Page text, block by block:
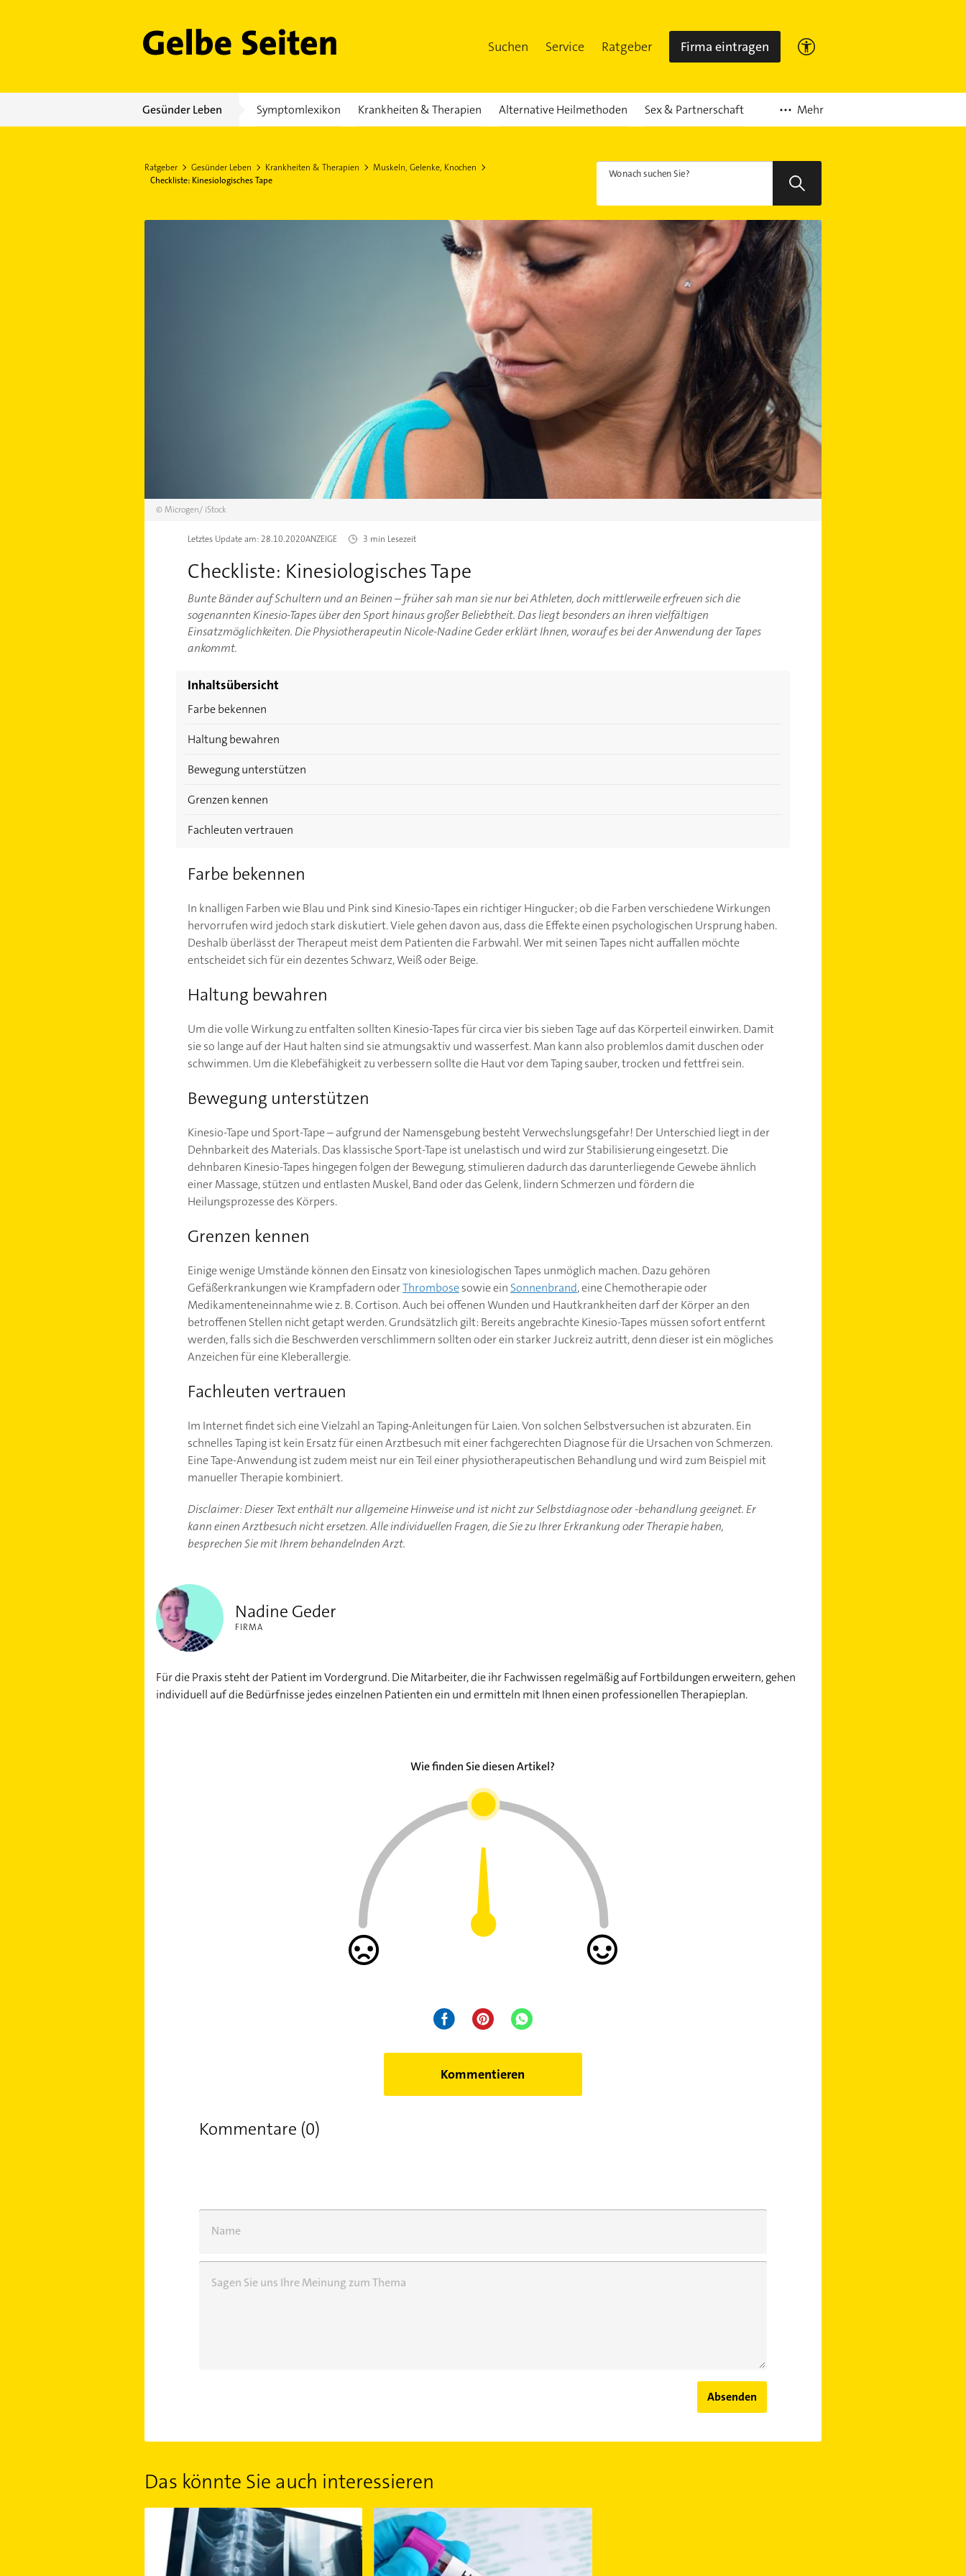
Gelbe Seiten Suchen Service Ratgeber Firma eintragen
Gesünder Leben Symptomlexikon Krankheiten & Therapien Alternative Heilmethoden Sex & Partnerschaft Mehr
Ratgeber Gesünder Leben Krankheiten & Therapien
Muskeln, Gelenke, Knochen
Checkliste: Kinesiologisches Tape
Wonach suchen Sie?
©Microgen/ iStock
Letztes Update am:28.10.2020ANZEIGE 3 min Lesezeit
Checkliste: Kinesiologisches Tape
Bunte Bänder auf Schultern und an Beinen – früher sah man sie nur bei Athleten, doch mittlerweile erfreuen sich die
sogenannten Kinesio-Tapes über den Sport hinaus großer Beliebtheit. Das liegt besonders an ihren vielfältigen
Einsatzmöglichkeiten. Die Physiotherapeutin Nicole-Nadine Geder erklärt Ihnen, worauf es bei der Anwendung der Tapes
ankommt.
Inhaltsübersicht
Farbe bekennen
Haltung bewahren
Bewegung unterstützen
Grenzen kennen
Fachleuten vertrauen
Farbe bekennen
In knalligen Farben wie Blau und Pink sind Kinesio-Tapes ein richtiger Hingucker; ob die Farben verschiedene Wirkungen
hervorrufen wird jedoch stark diskutiert. Viele gehen davon aus, dass die Effekte einen psychologischen Ursprung haben.
Deshalb überlässt der Therapeut meist dem Patienten die Farbwahl. Wer mit seinen Tapes nicht auffallen möchte
entscheidet sich für ein dezentes Schwarz, Weiß oder Beige.
Haltung bewahren
Um die volle Wirkung zu entfalten sollten Kinesio-Tapes für circa vier bis sieben Tage auf das Körperteil einwirken. Damit
sie so lange auf der Haut halten sind sie atmungsaktiv und wasserfest. Man kann also problemlos damit duschen oder
schwimmen. Um die Klebefähigkeit zu verbessern sollte die Haut vor dem Taping sauber, trocken und fettfrei sein.
Bewegung unterstützen
Kinesio-Tape und Sport-Tape – aufgrund der Namensgebung besteht Verwechslungsgefahr! Der Unterschied liegt in der
Dehnbarkeit des Materials. Das klassische Sport-Tape ist unelastisch und wird zur Stabilisierung eingesetzt. Die
dehnbaren Kinesio-Tapes hingegen folgen der Bewegung, stimulieren dadurch das darunterliegende Gewebe ähnlich
einer Massage, stützen und entlasten Muskel, Band oder das Gelenk, lindern Schmerzen und fördern die
Heilungsprozesse des Körpers.
Grenzen kennen
Einige wenige Umstände können den Einsatz von kinesiologischen Tapes unmöglich machen. Dazu gehören
Gefäßerkrankungen wie Krampfadern oderThrombosesowie ein Sonnenbrand, eine Chemotherapie oder
Medikamenteneinnahme wie z. B. Cortison. Auch bei offenen Wunden und Hautkrankheiten darf der Körper an den
betroffenen Stellen nicht getapt werden. Grundsätzlich gilt: Bereits angebrachte Kinesio-Tapes müssen sofort entfernt
werden, falls sich die Beschwerden verschlimmern sollten oder ein starker Juckreiz autritt, denn dieser ist ein mögliches
Anzeichen für eine Kleberallergie.
Fachleuten vertrauen
Im Internet findet sich eine Vielzahl an Taping-Anleitungen für Laien. Von solchen Selbstversuchen ist abzuraten. Ein
schnelles Taping ist kein Ersatz für einen Arztbesuch mit einer fachgerechten Diagnose für die Ursachen von Schmerzen.
Eine Tape-Anwendung ist zudem meist nur ein Teil einer physiotherapeutischen Behandlung und wird zum Beispiel mit
manueller Therapie kombiniert.
Disclaimer: Dieser Text enthält nur allgemeine Hinweise und ist nicht zur Selbstdiagnose oder -behandlung geeignet. Er
kann einen Arztbesuch nicht ersetzen. Alle individuellen Fragen, die Sie zu Ihrer Erkrankung oder Therapie haben,
besprechen Sie mit Ihrem behandelnden Arzt.
Nadine Geder
FIRMA
Für die Praxis steht der Patient im Vordergrund. Die Mitarbeiter, die ihr Fachwissen regelmäßig auf Fortbildungen erweitern, gehen
individuell auf die Bedürfnisse jedes einzelnen Patienten ein und ermitteln mit Ihnen einen professionellen Therapieplan.
Wie finden Sie diesen Artikel?
Kommentieren
Kommentare (0)
Name
Sagen Sie uns Ihre Meinung zum Thema
Absenden
Das könnte Sie auch interessieren
Bandscheibenvorfall: Therapie des schmerzhaften RückenleidensRheumatoide Arthritis: Ursachen der chronischen Polyarthritis